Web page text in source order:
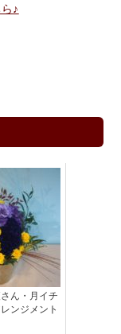
♪
ん・月イチ
ンジメント